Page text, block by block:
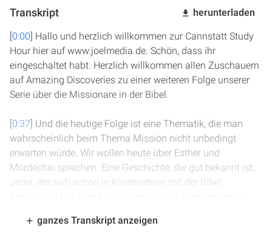
Transkript herunterladen
[0:00] Hallo und herzlich willkommen zur Cannstatt Study
Hour hier auf www.joelmedia.de. Schön, dass ihr
eingeschaltet habt. Herzlich willkommen allen Zuschauern
auf Amazing Discoveries zu einer weiteren Folge unserer
Serie über die Missionare in der Bibel.
[0:37] Und die heutige Folge ist eine Thematik, die man
wahrscheinlich beim Thema Mission nicht unbedingt
erwarten würde. Wir wollen heute über Esther und
Mordechai sprechen. Eine Geschichte, die gut bekannt ist.
Jeder, der sich schon in Kinderjahren mit der Bibel
Bibel selbst. Und wir werden einige Überraschungen heute
ganzes Transkript anzeigen